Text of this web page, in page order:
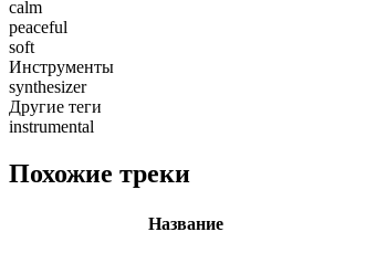
calm
peaceful
soft
Инструменты
synthesizer
Другие теги
instrumental
Похожие треки
Название